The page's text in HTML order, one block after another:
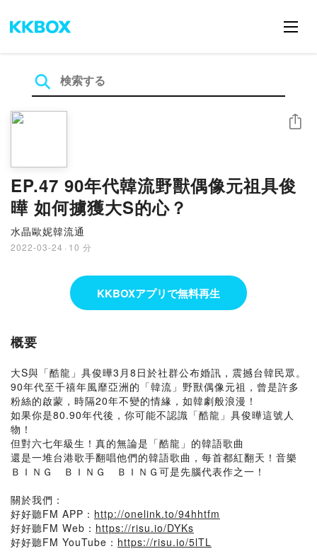
EP.47 90年代韓流野獸偶像元祖具俊
曄 如何擄獲大S的心？
水晶歐妮韓流通
2022-03-24 · 10 分
シェア
KKBOXアプリで無料再生
概要
大S與「酷龍」具俊曄3月8日於社群公布婚訊，震撼台韓民眾。
90年代至千禧年風靡亞洲的「韓流」野獸偶像元祖，曾是許多
粉絲的啟蒙，時隔20年不變的情緣，如韓劇般浪漫！
如果你是80.90年代後，你可能不認識「酷龍」具俊曄這號人
物！
但對六七年級生！真的無論是「酷龍」的韓語歌曲
還是一堆台港歌手翻唱他們的韓語歌曲，每首都紅翻天！音樂
ＢＩＮＧ ＢＩＮＧ ＢＩＮＧ可是先腦代表作之一！
關於我們：
好好聽FM APP： http://onelink.to/94hhtfm
好好聽FM Web： https://risu.io/DYKs
好好聽FM YouTube： https://risu.io/5lTL